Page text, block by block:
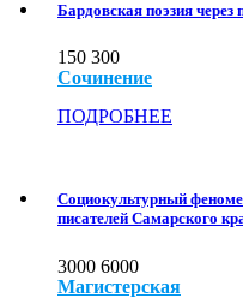
Бардовская поэзия через
150 300
Сочинение
ПОДРОБНЕЕ
Социокультурный
писателей Самарского
3000 6000
Магистерская